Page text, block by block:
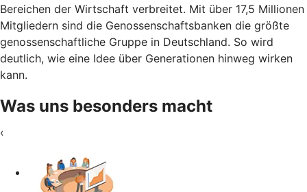
Bereichen der Wirtschaft verbreitet. Mit über 17,5 Millionen
Mitgliedern sind die Genossenschaftsbanken die größte
genossenschaftliche Gruppe in Deutschland. So wird
deutlich, wie eine Idee über Generationen hinweg wirken
kann.
Was uns besonders macht
‹